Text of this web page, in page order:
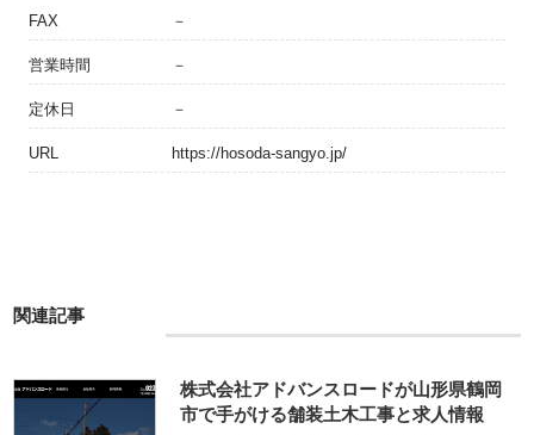
FAX －
営業時間 －
定休日 －
URL https://hosoda-sangyo.jp/
関連記事
株式会社アドバンスロードが山形県鶴岡
市で手がける舗装土木工事と求人情報